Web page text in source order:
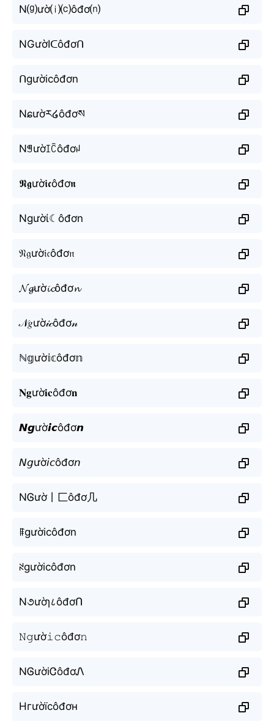
N⒢ườ⒤⒞ôđơ⒩
NGườIᑕôđơᑎ
ᑎgườicôđơn
Nɕườར໒ôđơས
Nꁅườꀤꉓôđơꈤ
𝕹𝖌ườ𝖎𝖈ôđơ𝖓
Ngườί☾ôđơn
𝔑𝔤ườ𝔦𝔠ôđơ𝔫
𝓝𝓰ườ𝓲𝓬ôđơ𝓷
𝒩𝑔ườ𝒾𝒸ôđơ𝓃
ℕ𝕘ườ𝕚𝕔ôđơ𝕟
𝐍𝐠ườ𝐢𝐜ôđơ𝐧
𝙉𝙜ườ𝙞𝙘ôđơ𝙣
𝘕𝘨ườ𝘪𝘤ôđơ𝘯
NᎶườ丨匚ôđơ几
ꁹgườicôđơn
ꋊgườicôđơn
N૭ườɿ८ôđơՈ
𝙽𝚐ườ𝚒𝚌ôđơ𝚗
NᎶườiᏣôđơᏁ
Нгườїсôđơн